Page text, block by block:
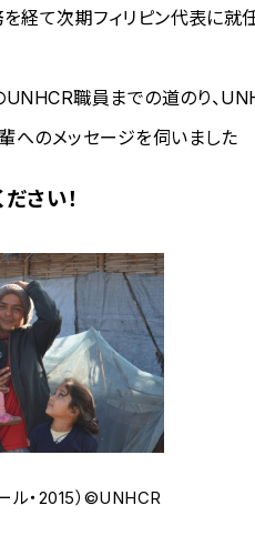
経て次期フィリピン代表に就
職員までの道のり、
へのメッセージを伺いました
さい！
ル・2015）©UNHCR